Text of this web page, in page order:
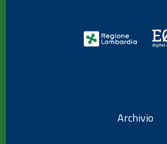
Archivio